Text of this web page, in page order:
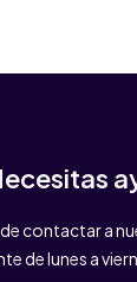
contactar a
de lunes a